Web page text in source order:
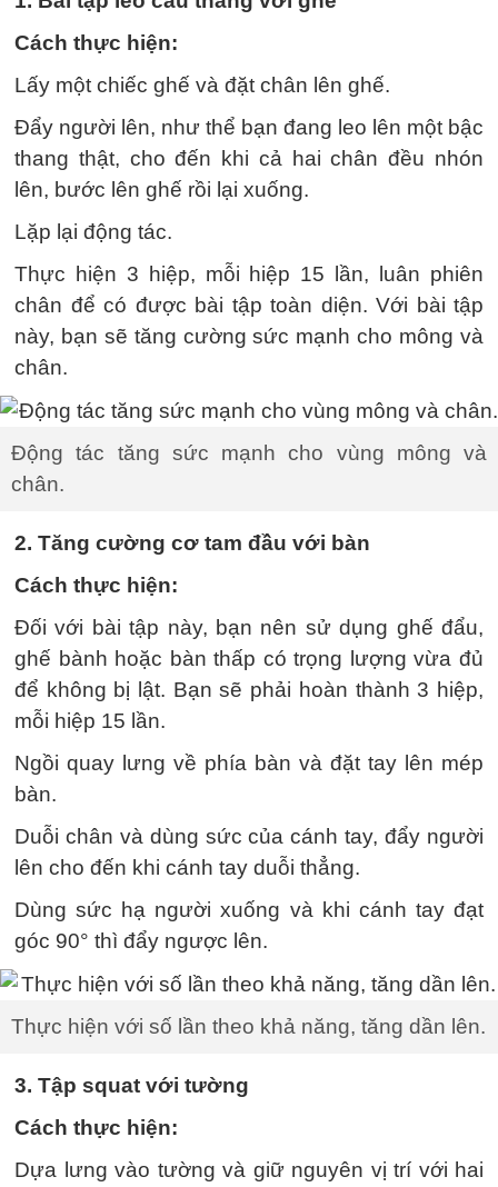
Cách thực hiện:
Lấy một chiếc ghế và đặt chân lên ghế.
Đẩy người lên, như thể bạn đang leo lên một bậc
thang thật, cho đến khi cả hai chân đều nhón
lên, bước lên ghế rồi lại xuống.
Lặp lại động tác.
Thực hiện 3 hiệp, mỗi hiệp 15 lần, luân phiên
chân để có được bài tập toàn diện. Với bài tập
này, bạn sẽ tăng cường sức mạnh cho mông và
chân.
Động tác tăng sức mạnh cho vùng mông và
chân.
2. Tăng cường cơ tam đầu với bàn
Cách thực hiện:
Đối với bài tập này, bạn nên sử dụng ghế đẩu,
ghế bành hoặc bàn thấp có trọng lượng vừa đủ
để không bị lật. Bạn sẽ phải hoàn thành 3 hiệp,
mỗi hiệp 15 lần.
Ngồi quay lưng về phía bàn và đặt tay lên mép
bàn.
Duỗi chân và dùng sức của cánh tay, đẩy người
lên cho đến khi cánh tay duỗi thẳng.
Dùng sức hạ người xuống và khi cánh tay đạt
góc 90° thì đẩy ngược lên.
Thực hiện với số lần theo khả năng, tăng dần lên.
3. Tập squat với tường
Cách thực hiện:
Dựa lưng vào tường và giữ nguyên vị trí với hai